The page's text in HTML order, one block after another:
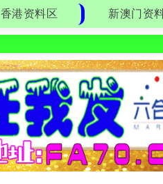
香港资料区 新澳门资